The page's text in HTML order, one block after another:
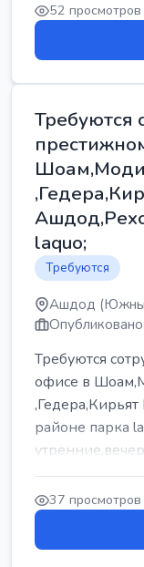
52 просмотров
Требуются
laquo;
Требуются
Ашдод
Требуются
офисе в
районе парка
37 просмотров